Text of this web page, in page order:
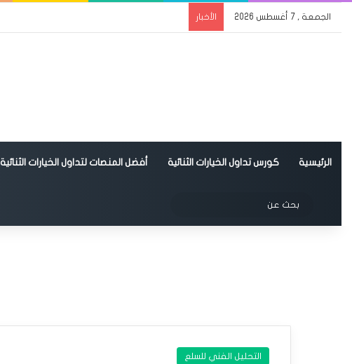
الجمعة , 7 أغسطس 2026 الأخبار
الرئيسية كورس تداول الخيارات الثنائية أفضل المنصات لتداول الخيارات الثنائية
الوضع المظلم
عن
التحليل الفني للسلع